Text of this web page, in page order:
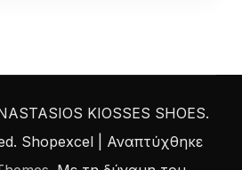
KIOSSES SHOES.
Shopexcel | Αναπτύχθηκε